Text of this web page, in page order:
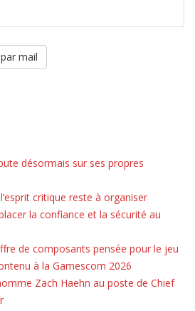
mail
désormais sur ses propres
l’esprit critique reste à organiser
la confiance et la sécurité au
de composants pensée pour le jeu
à la Gamescom 2026
Zach Haehn au poste de Chief